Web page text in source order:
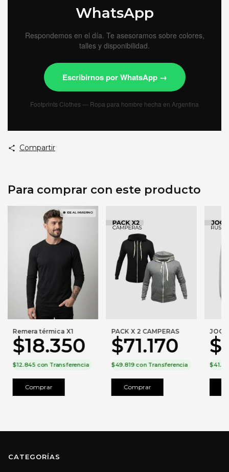
WhatsApp
Respondemos en el día. Te asesoramos sobre colores,
talles y disponibilidad.
Escribirnos por WhatsApp →
Footprints Clothes — Ropa para hombre hecha en Argentina
Compartir
Para comprar con este producto
Remera térmica X1
$18.350
$12.845 con Transferencia
Comprar
PACK X 2 CAMPERAS
$71.170
$49.819 con Transferencia
Comprar
CATEGORÍAS